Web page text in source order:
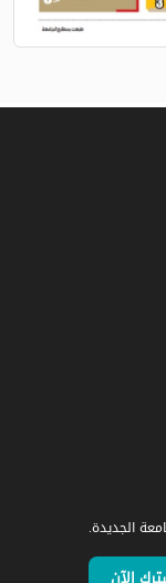
الجديدة.